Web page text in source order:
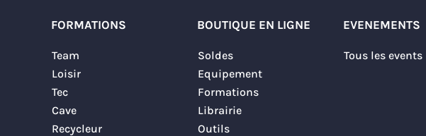
FORMATIONS
Team
Loisir
Tec
Cave
Recycleur
BOUTIQUE EN LIGNE
Soldes
Equipement
Formations
Librairie
Outils
EVENEMENTS
Tous les events